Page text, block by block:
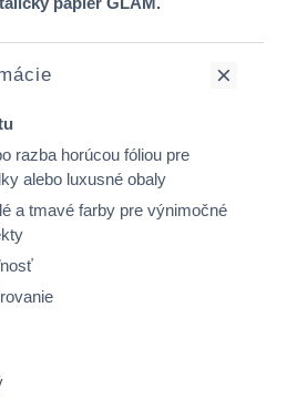
razba horúcou fóliou pre
alebo luxusné obaly
a tmavé farby pre výnimočné